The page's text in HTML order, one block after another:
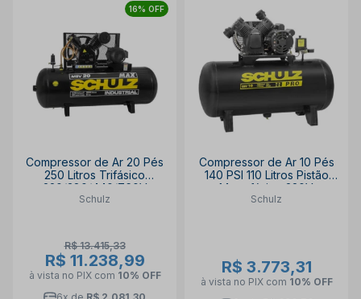
16% OFF
Compressor de Ar 20 Pés
250 Litros Trifásico
220/380/440/760V
MSV20MAX/250 SCHULZ
Schulz
R$ 13.415,33
R$ 11.238,99
à vista no PIX com 10% OFF
Compressor de Ar 10 Pés
140 PSI 110 Litros Pistão
Monofásico 220V
CSV10/110 PRO SCHULZ
Schulz
R$ 3.773,31
à vista no PIX com 10% OFF